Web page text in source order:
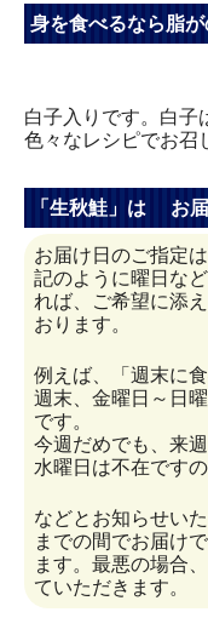
身を食べるなら脂
白子入りです。白子
色々なレシピでお召
「生秋鮭」は お
お届け日のご指定
記のように曜日な
れば、ご希望に添
おります。
例えば、「週末に
週末、金曜日～日
です。
今週だめでも、来
水曜日は不在です
などとお知らせい
までの間でお届け
ます。最悪の場合
ていただきます。